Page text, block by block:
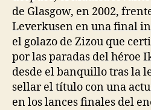
de Glasgow, en 2002,
Leverkusen en una final
el golazo de Zizou que
por las paradas del héroe
desde el banquillo tras la
sellar el título con una
en los lances finales del